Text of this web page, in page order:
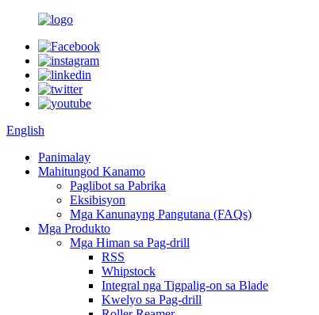
English
Panimalay
Mahitungod Kanamo
Paglibot sa Pabrika
Eksibisyon
Mga Kanunayng Pangutana (FAQs)
Mga Produkto
Mga Himan sa Pag-drill
RSS
Whipstock
Integral nga Tigpalig-on sa Blade
Kwelyo sa Pag-drill